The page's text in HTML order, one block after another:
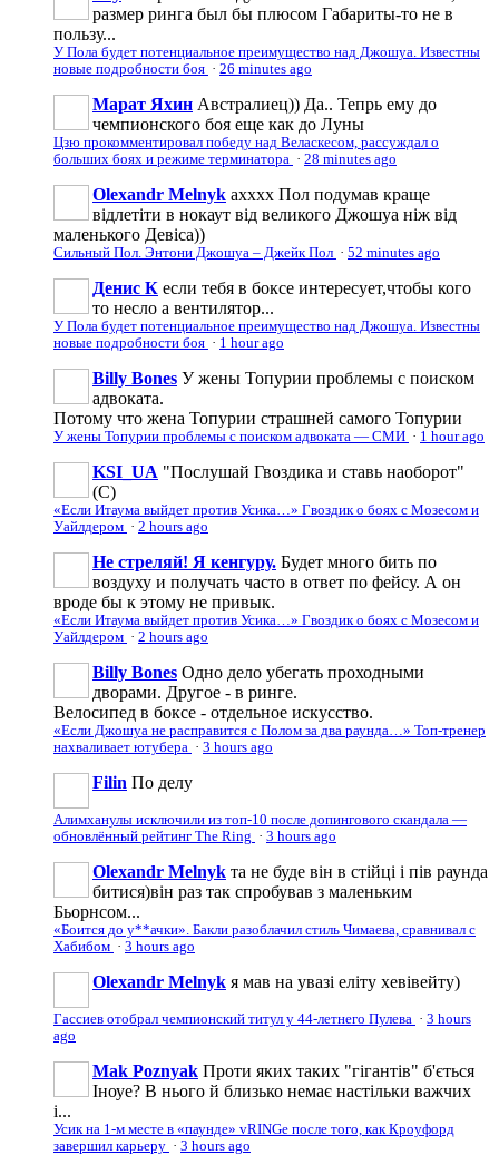
размер ринга был бы плюсом Габариты-то не в
пользу...
У Пола будет потенциальное преимущество над Джошуа. Известны
новые подробности боя · 26 minutes ago
Марат Яхин Австралиец)) Да.. Тепрь ему до
чемпионского боя еще как до Луны
Цзю прокомментировал победу над Веласкесом, рассуждал о
больших боях и режиме терминатора · 28 minutes ago
Olexandr Melnyk ахххх Пол подумав краще
відлетіти в нокаут від великого Джошуа ніж від
маленького Девіса))
Сильный Пол. Энтони Джошуа – Джейк Пол · 52 minutes ago
Денис К если тебя в боксе интересует,чтобы кого
то несло а вентилятор...
У Пола будет потенциальное преимущество над Джошуа. Известны
новые подробности боя · 1 hour ago
Billy Bones У жены Топурии проблемы с поиском
адвоката.
Потому что жена Топурии страшней самого Топурии
У жены Топурии проблемы с поиском адвоката — СМИ · 1 hour ago
KSI_UA "Послушай Гвоздика и ставь наоборот"
(С)
«Если Итаума выйдет против Усика…» Гвоздик о боях с Мозесом и
Уайлдером · 2 hours ago
Не стреляй! Я кенгуру. Будет много бить по
воздуху и получать часто в ответ по фейсу. А он
вроде бы к этому не привык.
«Если Итаума выйдет против Усика…» Гвоздик о боях с Мозесом и
Уайлдером · 2 hours ago
Billy Bones Одно дело убегать проходными
дворами. Другое - в ринге.
Велосипед в боксе - отдельное искусство.
«Если Джошуа не расправится с Полом за два раунда…» Топ-тренер
нахваливает ютубера · 3 hours ago
Filin По делу
Алимханулы исключили из топ-10 после допингового скандала —
обновлённый рейтинг The Ring · 3 hours ago
Olexandr Melnyk та не буде він в стійці і пів раунда
битися)він раз так спробував з маленьким
Бьорнсом...
«Боится до у**ачки». Бакли разоблачил стиль Чимаева, сравнивал с
Хабибом · 3 hours ago
Olexandr Melnyk я мав на увазі еліту хевівейту)
Гассиев отобрал чемпионский титул у 44-летнего Пулева · 3 hours
ago
Mak Poznyak Проти яких таких "гігантів" б'ється
Іноуе? В нього й близько немає настільки важчих
і...
Усик на 1-м месте в «паунде» vRINGe после того, как Кроуфорд
завершил карьеру · 3 hours ago